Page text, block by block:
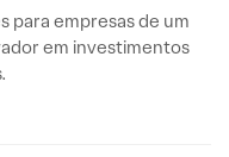
para empresas de um
em investimentos